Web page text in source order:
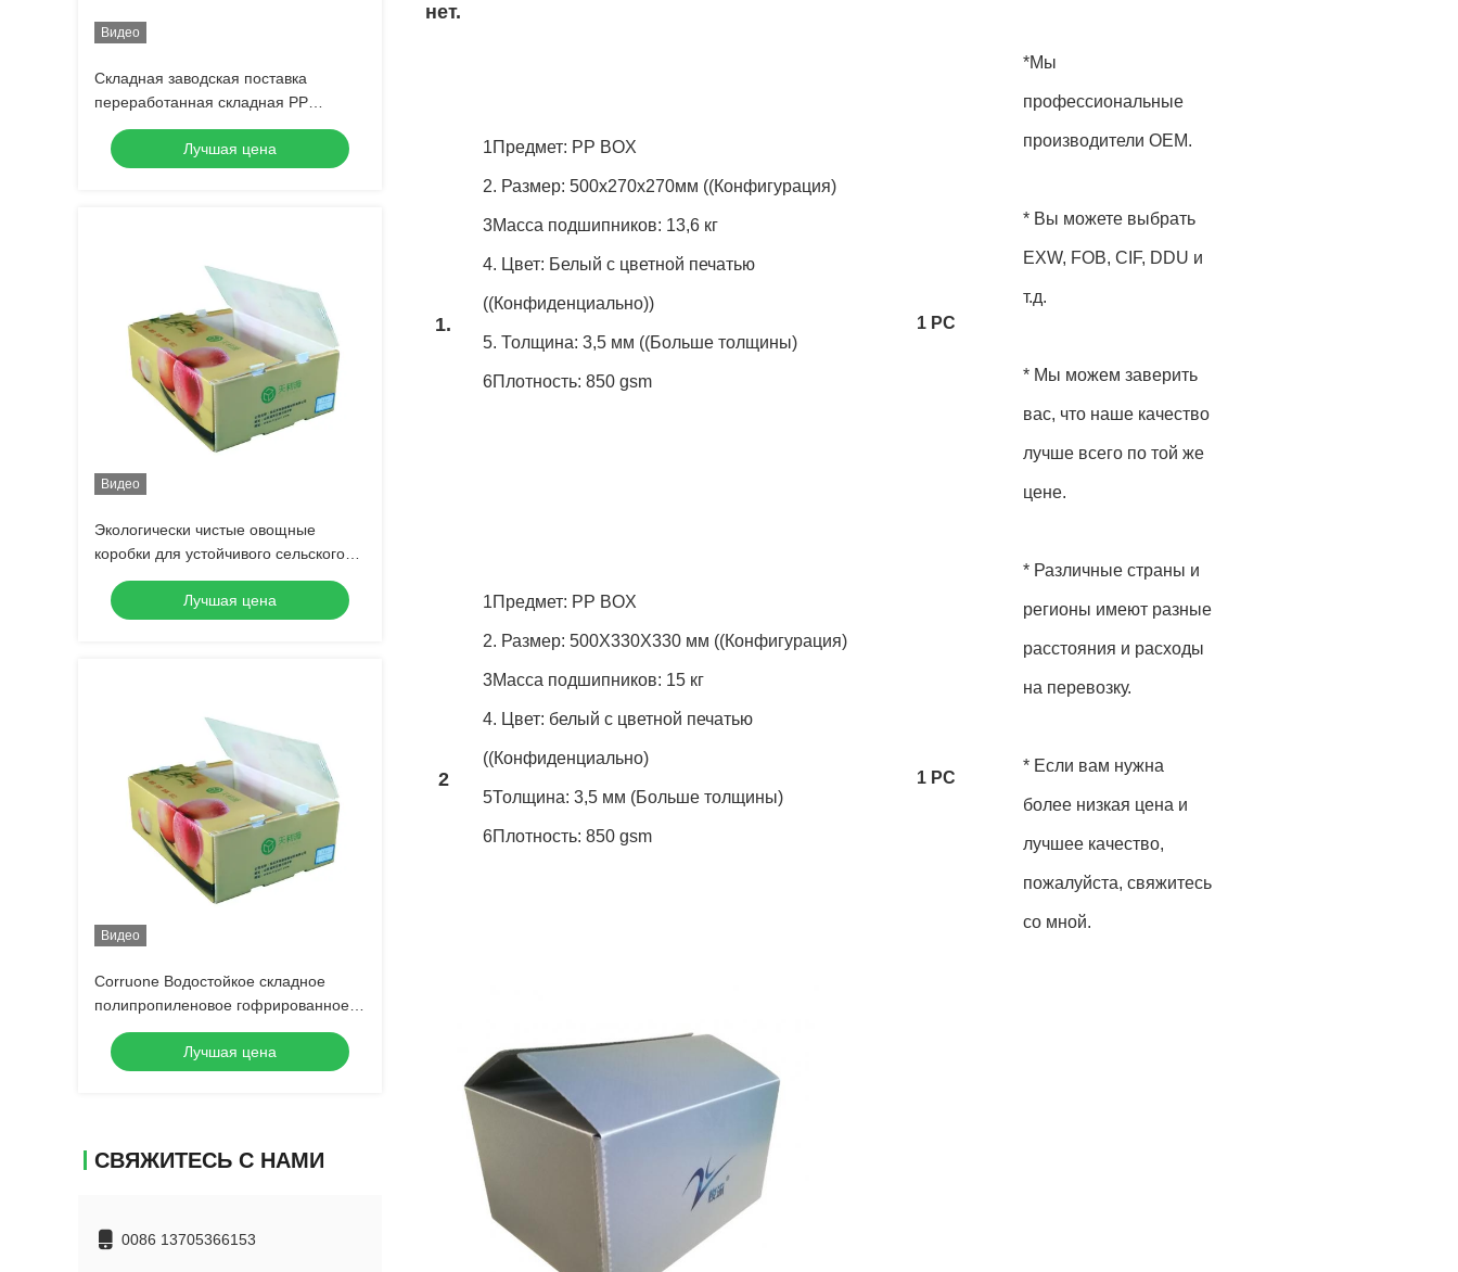
Видео
Складная заводская поставка
переработанная складная PP
гофрированная коропласт
пластиковая фруктово-овощная
коробка
Лучшая цена
Видео
Экологически чистые овощные
коробки для устойчивого сельского
хозяйства
Лучшая цена
Видео
Corruone Водостойкое складное
полипропиленовое гофрированное
пластмассовое изделие Фрукты
овощи Спаржа / Имбирь / Таро / Окра
Лучшая цена
СВЯЖИТЕСЬ С НАМИ
0086 13705366153
нет.
1.
1Предмет: PP BOX
2. Размер: 500x270x270мм ((Конфигурация)
3Масса подшипников: 13,6 кг
4. Цвет: Белый с цветной печатью
((Конфиденциально))
5. Толщина: 3,5 мм ((Больше толщины)
6Плотность: 850 gsm
1 PC
*Мы
профессиональные
производители OEM.
* Вы можете выбрать
EXW, FOB, CIF, DDU и
т.д.
* Мы можем заверить
вас, что наше качество
лучше всего по той же
цене.
* Различные страны и
регионы имеют разные
расстояния и расходы
на перевозку.
* Если вам нужна
более низкая цена и
лучшее качество,
пожалуйста, свяжитесь
со мной.
2
1Предмет: PP BOX
2. Размер: 500X330X330 мм ((Конфигурация)
3Масса подшипников: 15 кг
4. Цвет: белый с цветной печатью
((Конфиденциально)
5Толщина: 3,5 мм (Больше толщины)
6Плотность: 850 gsm
1 PC